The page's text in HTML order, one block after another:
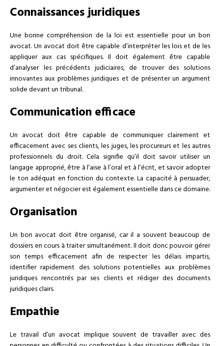
Connaissances juridiques
Une bonne compréhension de la loi est essentielle pour un bon
avocat. Un avocat doit être capable d’interpréter les lois et de les
appliquer aux cas spécifiques. Il doit également être capable
d’analyser les précédents judiciaires, de trouver des solutions
innovantes aux problèmes juridiques et de présenter un argument
solide devant un tribunal.
Communication efficace
Un avocat doit être capable de communiquer clairement et
efficacement avec ses clients, les juges, les procureurs et les autres
professionnels du droit. Cela signifie qu’il doit savoir utiliser un
langage approprié, être à l’aise à l’oral et à l’écrit, et savoir adopter
le ton adéquat en fonction du contexte. La capacité à persuader,
argumenter et négocier est également essentielle dans ce domaine.
Organisation
Un bon avocat doit être organisé, car il a souvent beaucoup de
dossiers en cours à traiter simultanément. Il doit donc pouvoir gérer
son temps efficacement afin de respecter les délais impartis,
identifier rapidement des solutions potentielles aux problèmes
juridiques rencontrés par ses clients et rédiger des documents
juridiques clairs.
Empathie
Le travail d’un avocat implique souvent de travailler avec des